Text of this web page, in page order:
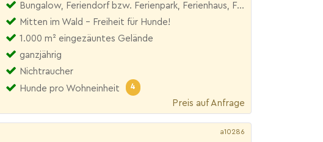
Bungalow, Feriendorf bzw. Ferienpark, Ferienhaus, Ferienhof, Villa
Mitten im Wald - Freiheit für Hunde!
1.000 m² eingezäuntes Gelände
ganzjährig
Nichtraucher
Hunde pro Wohneinheit
4
Preis auf Anfrage
a10286